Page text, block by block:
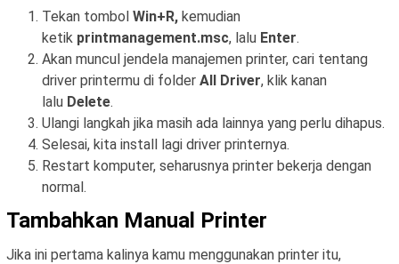
Tekan tombol Win+R, kemudian
ketik printmanagement.msc, lalu Enter.
Akan muncul jendela manajemen printer, cari tentang
driver printermu di folder All Driver, klik kanan
lalu Delete.
Ulangi langkah jika masih ada lainnya yang perlu dihapus.
Selesai, kita install lagi driver printernya.
Restart komputer, seharusnya printer bekerja dengan
normal.
Tambahkan Manual Printer
Jika ini pertama kalinya kamu menggunakan printer itu,